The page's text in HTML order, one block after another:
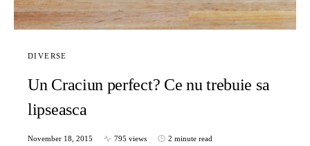
DIVERSE
Un Craciun perfect? Ce nu trebuie sa
lipseasca
November 18, 2015 795 views 2 minute read